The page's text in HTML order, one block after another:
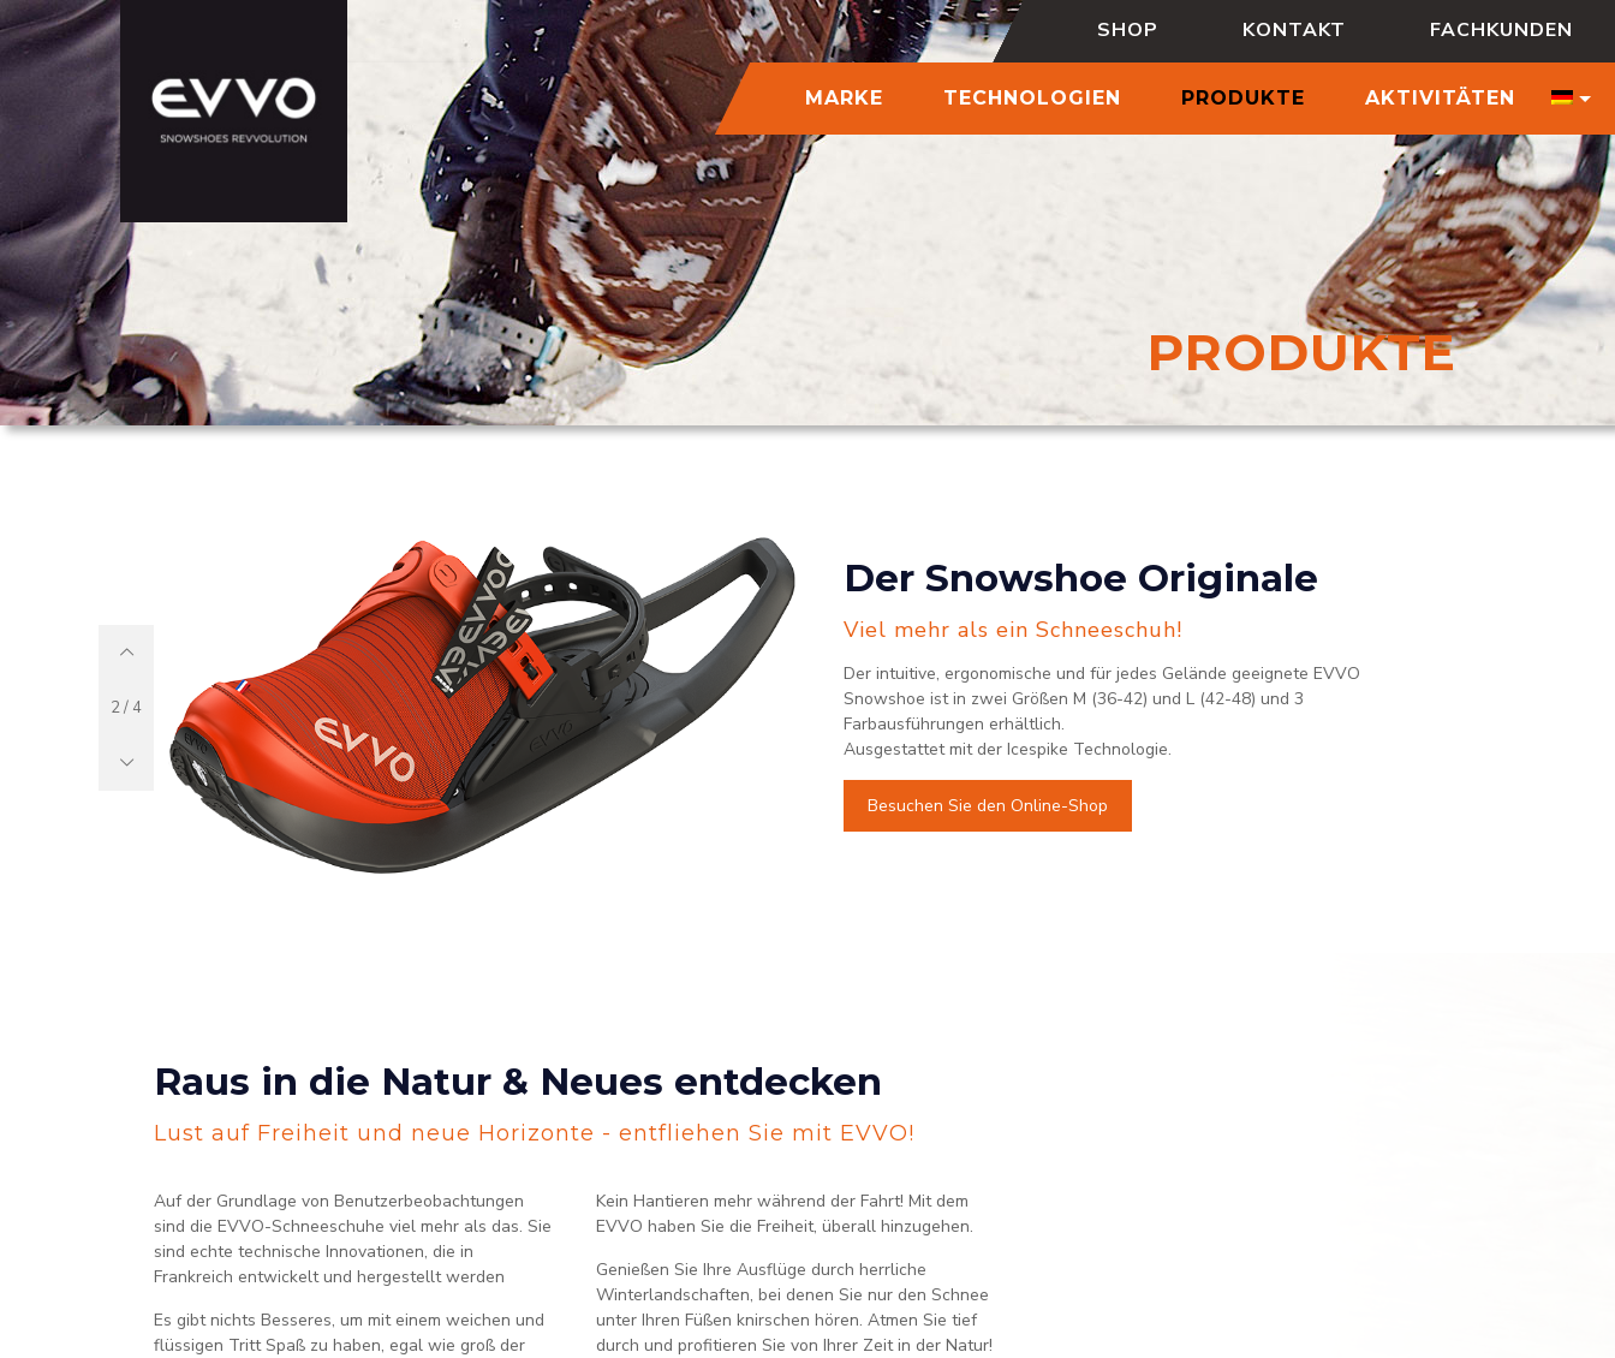
SHOP KONTAKT FACHKUNDEN
MARKE TECHNOLOGIEN PRODUKTE AKTIVITÄTEN
PRODUKTE
Der Snowshoe Originale
Viel mehr als ein Schneeschuh!
Der intuitive, ergonomische und für jedes Gelände geeignete EVVO
Snowshoe ist in zwei Größen M (36-42) und L (42-48) und 3
Farbausführungen erhältlich.
Ausgestattet mit der Icespike Technologie.
Besuchen Sie den Online-Shop
2/ 4
Raus in die Natur & Neues entdecken
Lust auf Freiheit und neue Horizonte - entfliehen Sie mit EVVO!
Auf der Grundlage von Benutzerbeobachtungen
sind die EVVO-Schneeschuhe viel mehr als das. Sie
sind echte technische Innovationen, die in
Frankreich entwickelt und hergestellt werden
Es gibt nichts Besseres, um mit einem weichen und
flüssigen Tritt Spaß zu haben, egal wie groß der
Kein Hantieren mehr während der Fahrt! Mit dem
EVVO haben Sie die Freiheit, überall hinzugehen.
Genießen Sie Ihre Ausflüge durch herrliche
Winterlandschaften, bei denen Sie nur den Schnee
unter Ihren Füßen knirschen hören. Atmen Sie tief
durch und profitieren Sie von Ihrer Zeit in der Natur!